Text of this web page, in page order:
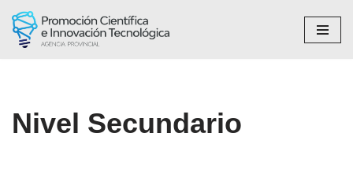
Saltar
Nivel Secundario